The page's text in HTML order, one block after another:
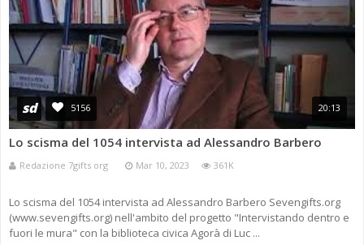
sd 5156 20:13
Lo scisma del 1054 intervista ad Alessandro Barbero
Redazione 7gifts org Mar 10, 2023 361K
Lo scisma del 1054 intervista ad Alessandro Barbero Sevengifts.org
(www.sevengifts.org) nell'ambito del progetto "Intervistando dentro e
fuori le mura" con la biblioteca civica Agorà di Luc ...